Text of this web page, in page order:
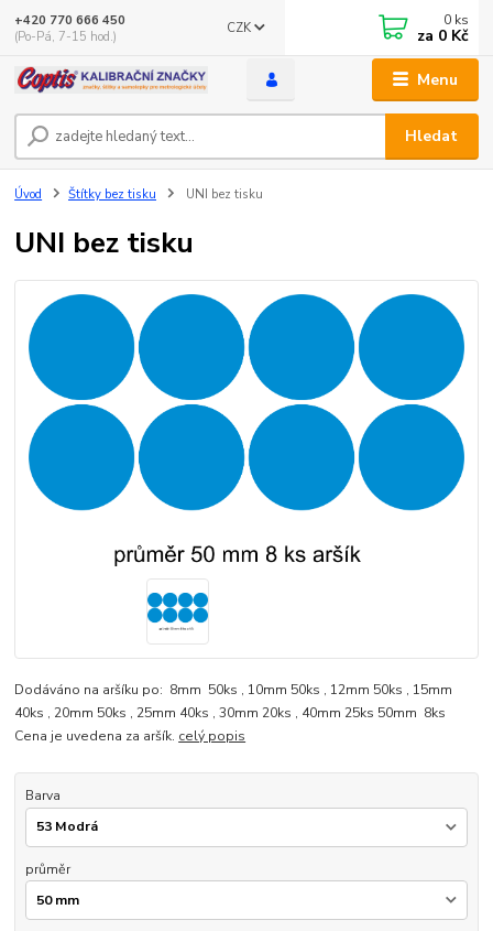
Menu
CZK
Hledat
+420 770 666 450
(Po-Pá, 7-15 hod.)
0 ks
za 0 Kč
Úvod Štítky bez tisku UNI bez tisku
UNI bez tisku
Dodáváno na aršíku po: 8mm 50ks , 10mm 50ks , 12mm 50ks , 15mm
40ks , 20mm 50ks , 25mm 40ks , 30mm 20ks , 40mm 25ks 50mm 8ks
Cena je uvedena za aršík. celý popis
Barva
průměr